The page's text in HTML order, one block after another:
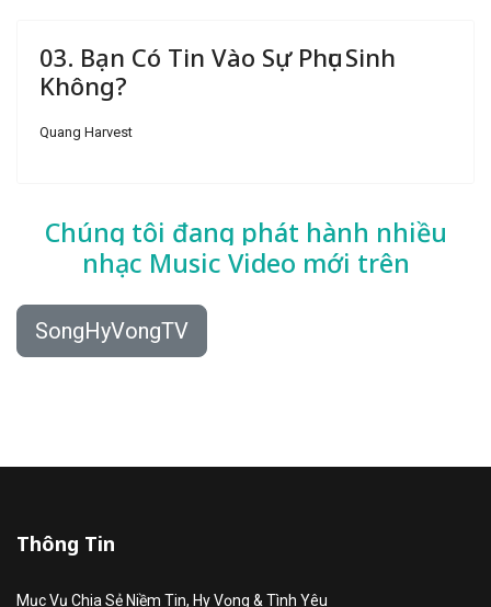
03. Bạn Có Tin Vào Sự Phục Sinh
Không?
Quang Harvest
Chúng tôi đang phát hành nhiều
nhạc Music Video mới trên
SongHyVongTV
Thông Tin
Mục Vụ Chia Sẻ Niềm Tin, Hy Vọng & Tình Yêu